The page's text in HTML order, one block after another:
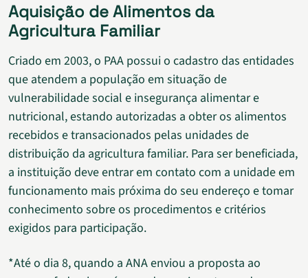
Aquisição de Alimentos da
Agricultura Familiar
Criado em 2003, o PAA possui o cadastro das entidades
que atendem a população em situação de
vulnerabilidade social e insegurança alimentar e
nutricional, estando autorizadas a obter os alimentos
recebidos e transacionados pelas unidades de
distribuição da agricultura familiar. Para ser beneficiada,
a instituição deve entrar em contato com a unidade em
funcionamento mais próxima do seu endereço e tomar
conhecimento sobre os procedimentos e critérios
exigidos para participação.
*Até o dia 8, quando a ANA enviou a proposta ao